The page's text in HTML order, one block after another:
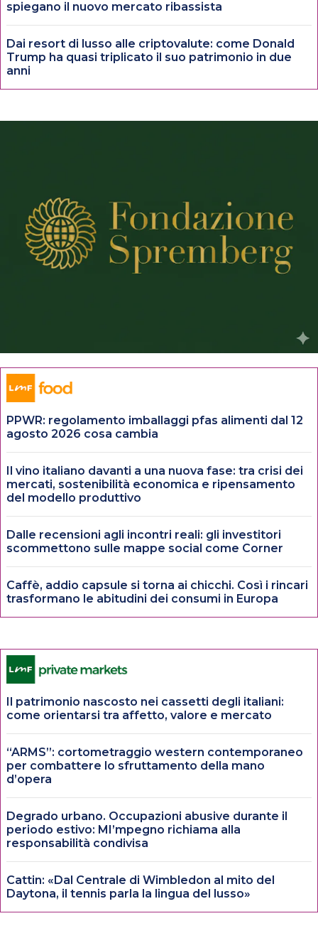
spiegano il nuovo mercato ribassista
Dai resort di lusso alle criptovalute: come Donald
Trump ha quasi triplicato il suo patrimonio in due
anni
PPWR: regolamento imballaggi pfas alimenti dal 12
agosto 2026 cosa cambia
Il vino italiano davanti a una nuova fase: tra crisi dei
mercati, sostenibilità economica e ripensamento
del modello produttivo
Dalle recensioni agli incontri reali: gli investitori
scommettono sulle mappe social come Corner
Caffè, addio capsule si torna ai chicchi. Così i rincari
trasformano le abitudini dei consumi in Europa
Il patrimonio nascosto nei cassetti degli italiani:
come orientarsi tra affetto, valore e mercato
“ARMS”: cortometraggio western contemporaneo
per combattere lo sfruttamento della mano
d’opera
Degrado urbano. Occupazioni abusive durante il
periodo estivo: MI’mpegno richiama alla
responsabilità condivisa
Cattin: «Dal Centrale di Wimbledon al mito del
Daytona, il tennis parla la lingua del lusso»